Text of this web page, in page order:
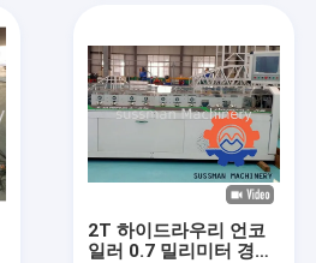
2T 하이드라우리 언코
일러 0.7 밀리미터 경량